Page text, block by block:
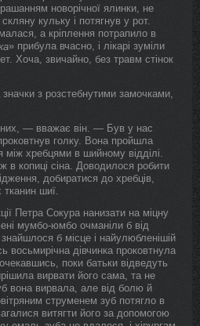
новорічної ялинки, не
кульку і потягнув у рот.
а кріплення потрапило в
» прибула вчасно, і лікарі зуміли
Хоча, звичайно, без травм стінок
з розстебнутими замочками,
— вважає він. — Був у нас
голку. Вона пройшла
між хребцями в шийному відділі.
в копиці сіна. Доводилося робити
добиратися до хребців,
тканин шиї.
Петра Сокура нанизати на міцну
мумбо-юмбо очманіли б від
б місце і найулюбленішій
восьмирічна дівчинка проковтнула
поки батьки відведуть
вирвати його сама, та не
вона вирвала, але від болю й
струменем зуб потягло в
витягти його за допомогою